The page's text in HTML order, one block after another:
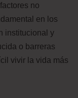
no
en los
institucional y
o barreras
vivir la vida más